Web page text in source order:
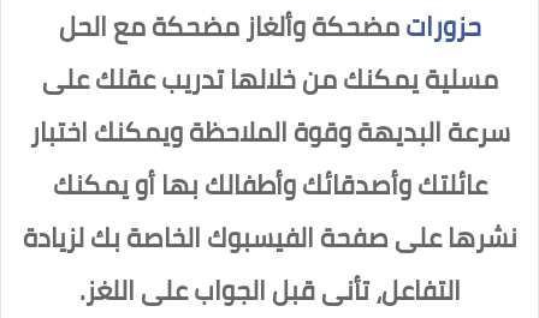
حزوراتمضحكة وألغاز مضحكة مع الحل
مسلية يمكنك من خلالها تدريب عقلك على
سرعة البديهة وقوة الملاحظة ويمكنك اختبار
عائلتك وأصدقائك وأطفالك بها أو يمكنك
نشرها على صفحة الفيسبوك الخاصة بك لزيادة
التفاعل، تأنى قبل الجواب على اللغز.